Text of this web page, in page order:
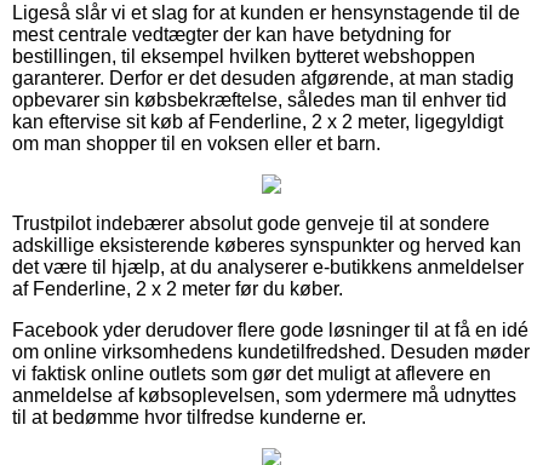
Ligeså slår vi et slag for at kunden er hensynstagende til de
mest centrale vedtægter der kan have betydning for
bestillingen, til eksempel hvilken bytteret webshoppen
garanterer. Derfor er det desuden afgørende, at man stadig
opbevarer sin købsbekræftelse, således man til enhver tid
kan eftervise sit køb af Fenderline, 2 x 2 meter, ligegyldigt
om man shopper til en voksen eller et barn.
Trustpilot indebærer absolut gode genveje til at sondere
adskillige eksisterende køberes synspunkter og herved kan
det være til hjælp, at du analyserer e-butikkens anmeldelser
af Fenderline, 2 x 2 meter før du køber.
Facebook yder derudover flere gode løsninger til at få en idé
om online virksomhedens kundetilfredshed. Desuden møder
vi faktisk online outlets som gør det muligt at aflevere en
anmeldelse af købsoplevelsen, som ydermere må udnyttes
til at bedømme hvor tilfredse kunderne er.